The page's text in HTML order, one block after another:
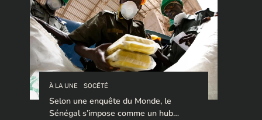
À LA UNE SOCÉTÉ
Selon une enquête du Monde, le
Sénégal s’impose comme un hub